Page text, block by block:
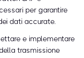
per garantire
dati accurate.
e implementare
trasmissione